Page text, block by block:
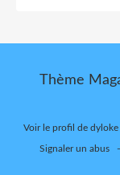
Thème
Voir le profil de dyloke
Signaler un abus